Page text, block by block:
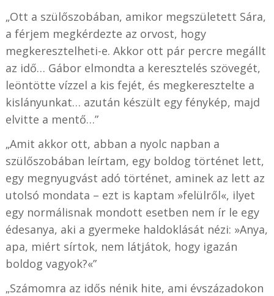
„Ott a szülőszobában, amikor megszületett Sára,
a férjem megkérdezte az orvost, hogy
megkeresztelheti-e. Akkor ott pár percre megállt
az idő… Gábor elmondta a keresztelés szövegét,
leöntötte vízzel a kis fejét, és megkeresztelte a
kislányunkat… azután készült egy fénykép, majd
elvitte a mentő…”
„Amit akkor ott, abban a nyolc napban a
szülőszobában leírtam, egy boldog történet lett,
egy megnyugvást adó történet, aminek az lett az
utolsó mondata – ezt is kaptam »felülről«, ilyet
egy normálisnak mondott esetben nem ír le egy
édesanya, aki a gyermeke haldoklását nézi: »Anya,
apa, miért sírtok, nem látjátok, hogy igazán
boldog vagyok?«”
„Számomra az idős nénik hite, ami évszázadokon